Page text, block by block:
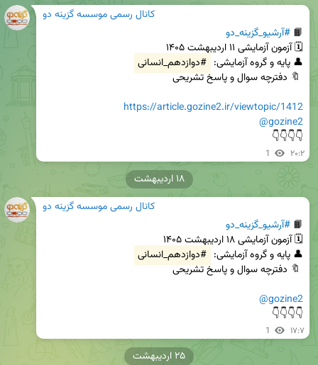
کانال رسمی موسسه گزینه دو
📙 #آرشیو_گزینه_دو
👤 پایه و گروه آزمایشی: #دوازدهم_انسانی
https://article.gozine2.ir/viewtopic/1412
@gozine2
👇👇👇👇
1 ۲۰:۲
کانال رسمی موسسه گزینه دو
📙 #آرشیو_گزینه_دو
👤 پایه و گروه آزمایشی: #دوازدهم_انسانی
@gozine2
👇👇👇👇
1 ۱۷:۷
۱۸ اردیبهشت
۲۵ اردیبهشت